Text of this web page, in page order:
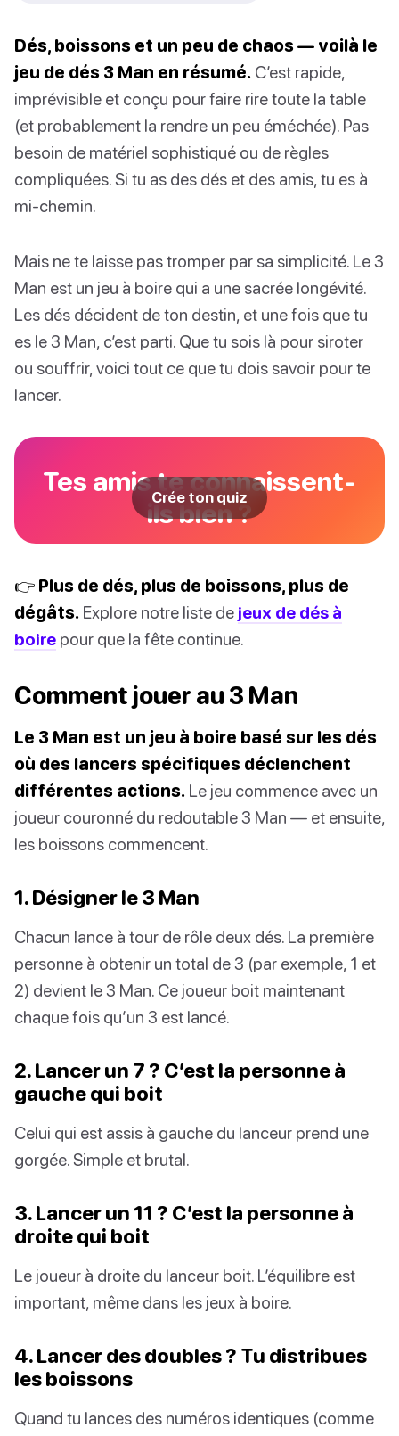
Dés, boissons et un peu de chaos — voilà le
jeu de dés 3 Man en résumé. C’est rapide,
imprévisible et conçu pour faire rire toute la table
(et probablement la rendre un peu éméchée). Pas
besoin de matériel sophistiqué ou de règles
compliquées. Si tu as des dés et des amis, tu es à
mi-chemin.
Mais ne te laisse pas tromper par sa simplicité. Le 3
Man est un jeu à boire qui a une sacrée longévité.
Les dés décident de ton destin, et une fois que tu
es le 3 Man, c’est parti. Que tu sois là pour siroter
ou souffrir, voici tout ce que tu dois savoir pour te
lancer.
Tes amis te connaissent-
ils bien ?
Crée ton quiz
👉 Plus de dés, plus de boissons, plus de
dégâts. Explore notre liste de jeux de dés à
boire pour que la fête continue.
Comment jouer au 3 Man
Le 3 Man est un jeu à boire basé sur les dés
où des lancers spécifiques déclenchent
différentes actions. Le jeu commence avec un
joueur couronné du redoutable 3 Man — et ensuite,
les boissons commencent.
1. Désigner le 3 Man
Chacun lance à tour de rôle deux dés. La première
personne à obtenir un total de 3 (par exemple, 1 et
2) devient le 3 Man. Ce joueur boit maintenant
chaque fois qu’un 3 est lancé.
2. Lancer un 7 ? C’est la personne à
gauche qui boit
Celui qui est assis à gauche du lanceur prend une
gorgée. Simple et brutal.
3. Lancer un 11 ? C’est la personne à
droite qui boit
Le joueur à droite du lanceur boit. L’équilibre est
important, même dans les jeux à boire.
4. Lancer des doubles ? Tu distribues
les boissons
Quand tu lances des numéros identiques (comme